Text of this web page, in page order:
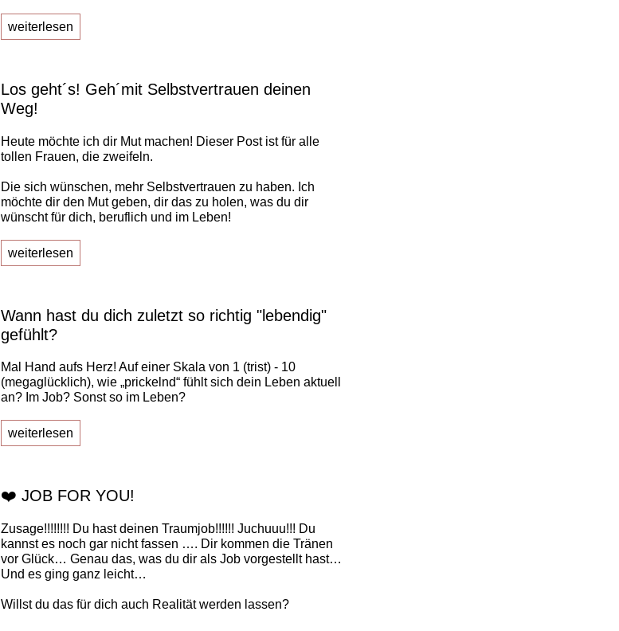
weiterlesen
Los geht´s! Geh´mit Selbstvertrauen deinen
Weg!
Heute möchte ich dir Mut machen! Dieser Post ist für alle
tollen Frauen, die zweifeln.
Die sich wünschen, mehr Selbstvertrauen zu haben. Ich
möchte dir den Mut geben, dir das zu holen, was du dir
wünscht für dich, beruflich und im Leben!
weiterlesen
Wann hast du dich zuletzt so richtig "lebendig"
gefühlt?
Mal Hand aufs Herz! Auf einer Skala von 1 (trist) - 10
(megaglücklich), wie „prickelnd“ fühlt sich dein Leben aktuell
an? Im Job? Sonst so im Leben?
weiterlesen
❤️ JOB FOR YOU!
Zusage!!!!!!!! Du hast deinen Traumjob!!!!!! Juchuuu!!! Du
kannst es noch gar nicht fassen …. Dir kommen die Tränen
vor Glück… Genau das, was du dir als Job vorgestellt hast…
Und es ging ganz leicht…
Willst du das für dich auch Realität werden lassen?